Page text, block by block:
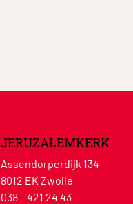
JERUZALEMKERK
Assendorperdijk 134
8012 EK Zwolle
038 – 421 24 43